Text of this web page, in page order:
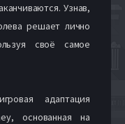
Узнав,
решает лично
своё самое
адаптация
основанная на